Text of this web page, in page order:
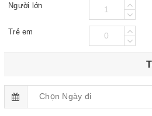
Người lớn
Trẻ em